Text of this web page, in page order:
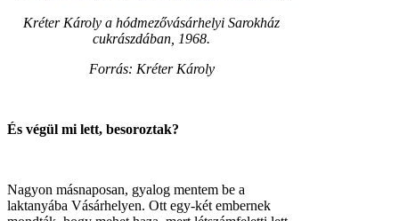
Kréter Károly a hódmezővásárhelyi Sarokház
cukrászdában, 1968.
Forrás: Kréter Károly
És végül mi lett, besoroztak?
Nagyon másnaposan, gyalog mentem be a
laktanyába Vásárhelyen. Ott egy-két embernek